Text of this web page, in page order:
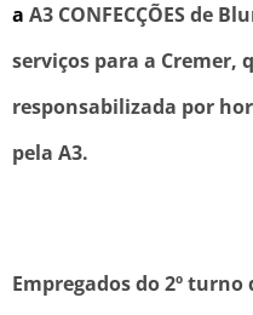
a A3 CONFECÇÕES de
serviços para a Cremer,
responsabilizada por
pela A3.
Empregados do 2º